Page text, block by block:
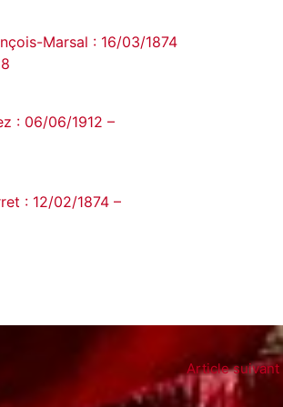
Marsal : 16/03/1874
: 06/06/1912 –
: 12/02/1874 –
Article suivant